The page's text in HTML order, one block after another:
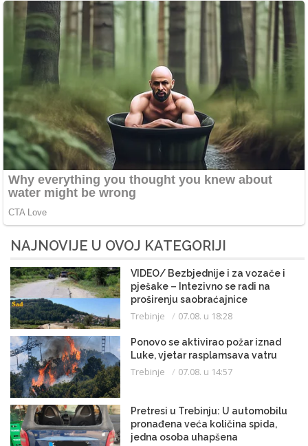
NAJNOVIJE U OVOJ KATEGORIJI
VIDEO/ Bezbjednije i za vozače i
pješake – Intezivno se radi na
proširenju saobraćajnice
Trebinje 07.08. u 18:28
Ponovo se aktivirao požar iznad
Luke, vjetar rasplamsava vatru
Trebinje 07.08. u 14:57
Pretresi u Trebinju: U automobilu
pronađena veća količina spida,
jedna osoba uhapšena